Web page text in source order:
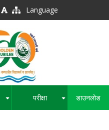
Language
परीक्षा डाउनलोड